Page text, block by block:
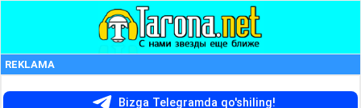
REKLAMA
Bizga Telegramda qo'shiling!